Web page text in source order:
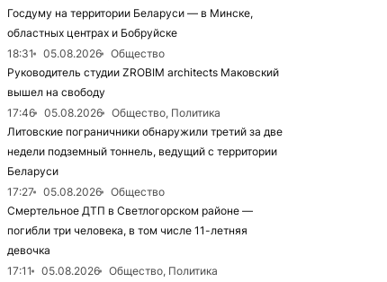
Госдуму на территории Беларуси — в Минске,
областных центрах и Бобруйске
18:31
05.08.2026
Общество
Руководитель студии ZROBIM architects Маковский
вышел на свободу
17:46
05.08.2026
Общество, Политика
Литовские пограничники обнаружили третий за две
недели подземный тоннель, ведущий с территории
Беларуси
17:27
05.08.2026
Общество
Смертельное ДТП в Светлогорском районе —
погибли три человека, в том числе 11-летняя
девочка
17:11
05.08.2026
Общество, Политика